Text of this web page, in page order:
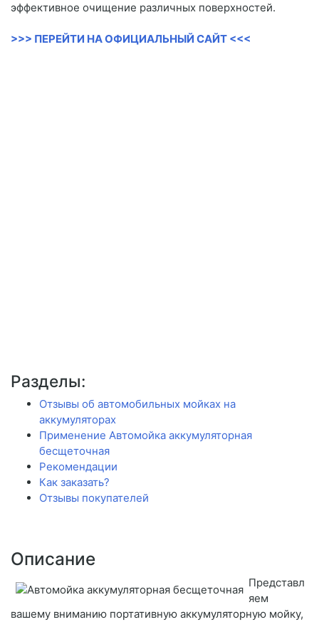
эффективное очищение различных поверхностей.
>>> ПЕРЕЙТИ НА ОФИЦИАЛЬНЫЙ САЙТ <<<
Разделы:
Отзывы об автомобильных мойках на
аккумуляторах
Применение Автомойка аккумуляторная
бесщеточная
Рекомендации
Как заказать?
Отзывы покупателей
Описание
Представл
яем
вашему вниманию портативную аккумуляторную мойку,